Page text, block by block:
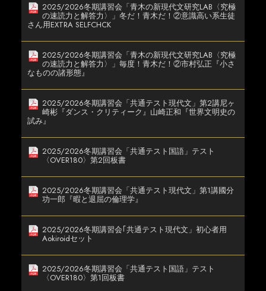
2025/2026冬期講習会「青木の新現代文研究LAB〈究極
の速読力と解答力〉」冬だ！青木だ！②意識高い系生徒
さん用EXTRA SELFCHCK
2025/2026冬期講習会「青木の新現代文研究LAB〈究極
の速読力と解答力〉」毎度！青木だ！②市村弘正『小さ
なものの諸形態』
2025/2026冬期講習会「共通テスト現代文」第2講尼ヶ
崎彬『ダンス・クリティーク』山崎正和『世界文明史の
試み』
2025/2026冬期講習会「共通テスト国語」テスト
〈OVER180〉第2回板書
2025/2026冬期講習会「共通テスト現代文」第1講國分
功一郎『暇と退屈の倫理学』
2025/2026冬期講習会｢共通テスト現代文」初心者用
Aokiroidセット
2025/2026冬期講習会「共通テスト国語」テスト
〈OVER180〉第1回板書